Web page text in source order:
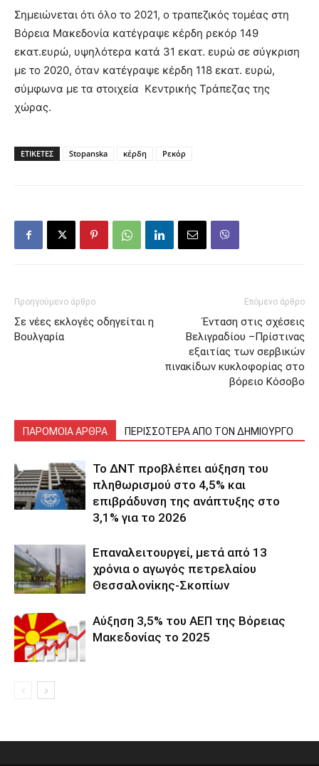
Σημειώνεται ότι όλο το 2021, ο τραπεζικός τομέας στη
Βόρεια Μακεδονία κατέγραψε κέρδη ρεκόρ 149
εκατ.ευρώ, υψηλότερα κατά 31 εκατ. ευρώ σε σύγκριση
με το 2020, όταν κατέγραψε κέρδη 118 εκατ. ευρώ,
σύμφωνα με τα στοιχεία Κεντρικής Τράπεζας της
χώρας.
ΕΤΙΚΕΤΕΣ Stopanska κέρδη Ρεκόρ
Προηγούμενο άρθρο
Σε νέες εκλογές οδηγείται η
Βουλγαρία
Επόμενο άρθρο
Ένταση στις σχέσεις
Βελιγραδίου –Πρίστινας
εξαιτίας των σερβικών
πινακίδων κυκλοφορίας στο
βόρειο Κόσοβο
ΠΑΡΟΜΟΙΑ ΑΡΘΡΑ ΠΕΡΙΣΣΟΤΕΡΑ ΑΠΟ ΤΟΝ ΔΗΜΙΟΥΡΓΟ
Το ΔΝΤ προβλέπει αύξηση του
πληθωρισμού στο 4,5% και
επιβράδυνση της ανάπτυξης στο
3,1% για το 2026
Επαναλειτουργεί, μετά από 13
χρόνια ο αγωγός πετρελαίου
Θεσσαλονίκης-Σκοπίων
Αύξηση 3,5% του ΑΕΠ της Βόρειας
Μακεδονίας το 2025